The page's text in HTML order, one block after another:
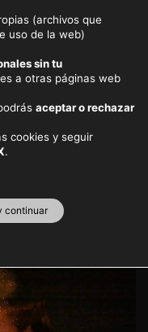
de
que
a la primavera en
(archivos que
uso de la web)
sin tu
a otras páginas web
aceptar o rechazar
cookies y seguir
.
continuar
de cookies RGPD